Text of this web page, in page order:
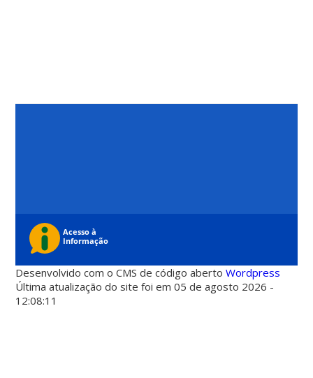
Desenvolvido com o CMS de código abertoWordpress
Última atualização do site foi em 05 de agosto 2026 -
12:08:11